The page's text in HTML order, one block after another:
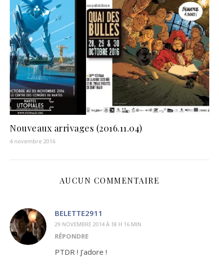
Nouveaux arrivages (2016.11.04)
4 novembre 2016
AUCUN COMMENTAIRE
BELETTE2911
29 NOVEMBRE 2014 À 18 H 16 MIN
RÉPONDRE
PTDR ! J’adore !